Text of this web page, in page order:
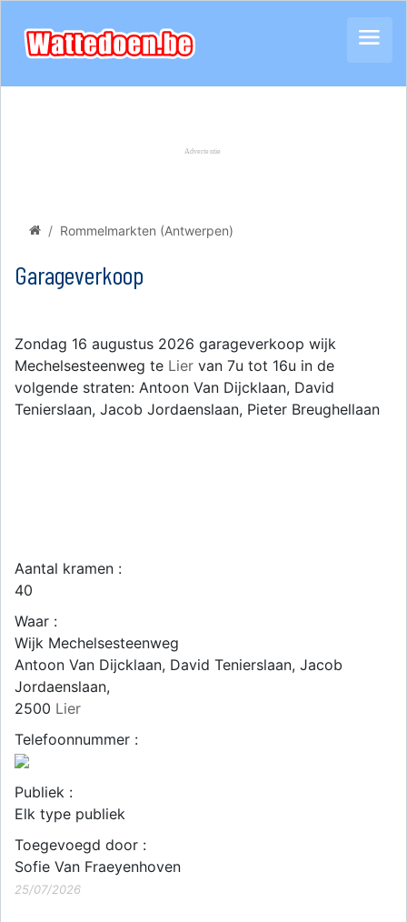
Rommelmarkten (Antwerpen)
Garageverkoop
Zondag 16 augustus 2026 garageverkoop wijk
Mechelsesteenweg te Lier van 7u tot 16u in de
volgende straten: Antoon Van Dijcklaan, David
Tenierslaan, Jacob Jordaenslaan, Pieter Breughellaan
Aantal kramen :
40
Waar :
Wijk Mechelsesteenweg
Antoon Van Dijcklaan, David Tenierslaan, Jacob
Jordaenslaan,
2500 Lier
Telefoonnummer :
Publiek :
Elk type publiek
Toegevoegd door :
Sofie Van Fraeyenhoven
25/07/2026